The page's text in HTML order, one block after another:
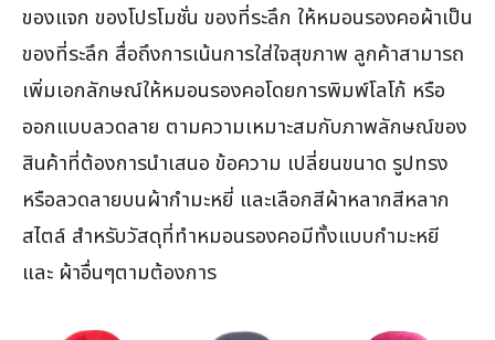
ของแจก ของโปรโมชั่น ของที่ระลึก ให้หมอนรองคอผ้าเป็น
ของที่ระลึก สื่อถึงการเน้นการใส่ใจสุขภาพ ลูกค้าสามารถ
เพิ่มเอกลักษณ์ให้หมอนรองคอโดยการพิมพ์โลโก้ หรือ
ออกแบบลวดลาย ตามความเหมาะสมกับภาพลักษณ์ของ
สินค้าที่ต้องการนำเสนอ ข้อความ เปลี่ยนขนาด รูปทรง
หรือลวดลายบนผ้ากำมะหยี่ และเลือกสีผ้าหลากสีหลาก
สไตล์ สำหรับวัสดุที่ทำหมอนรองคอมีทั้งแบบกำมะหยี
และ ผ้าอื่นๆตามต้องการ